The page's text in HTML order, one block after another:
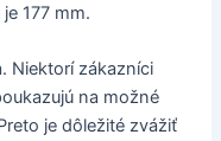
177 mm.
Niektorí zákazníci
na možné
je dôležité zvážiť